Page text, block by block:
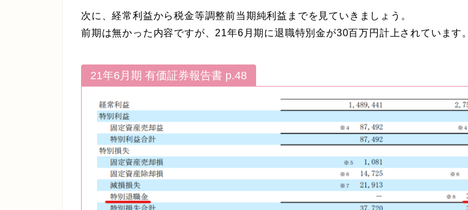
次に、経常利益から税金等調整前当期純利益までを見ていきましょう。
前期は無かった内容ですが、21年6月期に退職特別金が30百万円計上されています。
21年6月期 有価証券報告書 p.48